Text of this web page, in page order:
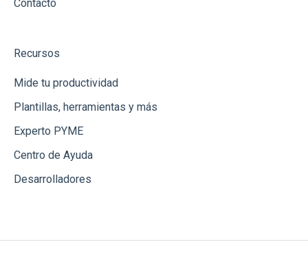
Contacto
Recursos
Mide tu productividad
Plantillas, herramientas y más
Experto PYME
Centro de Ayuda
Desarrolladores